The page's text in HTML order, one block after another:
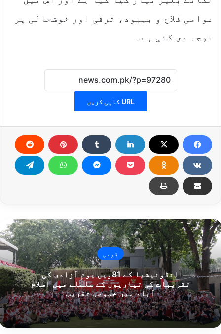
عوامی فلاح و بہبود، ترقی اور خوشحالی پر
توجہ دی گئی ہے۔
URL کاپی کریں
قومی
انڈونیشیا کے 81ویں یومِ آزادی کی
تقریبات کی تیاریوں کے سلسلے میں اسلام
آباد میں خصوصی تقریب